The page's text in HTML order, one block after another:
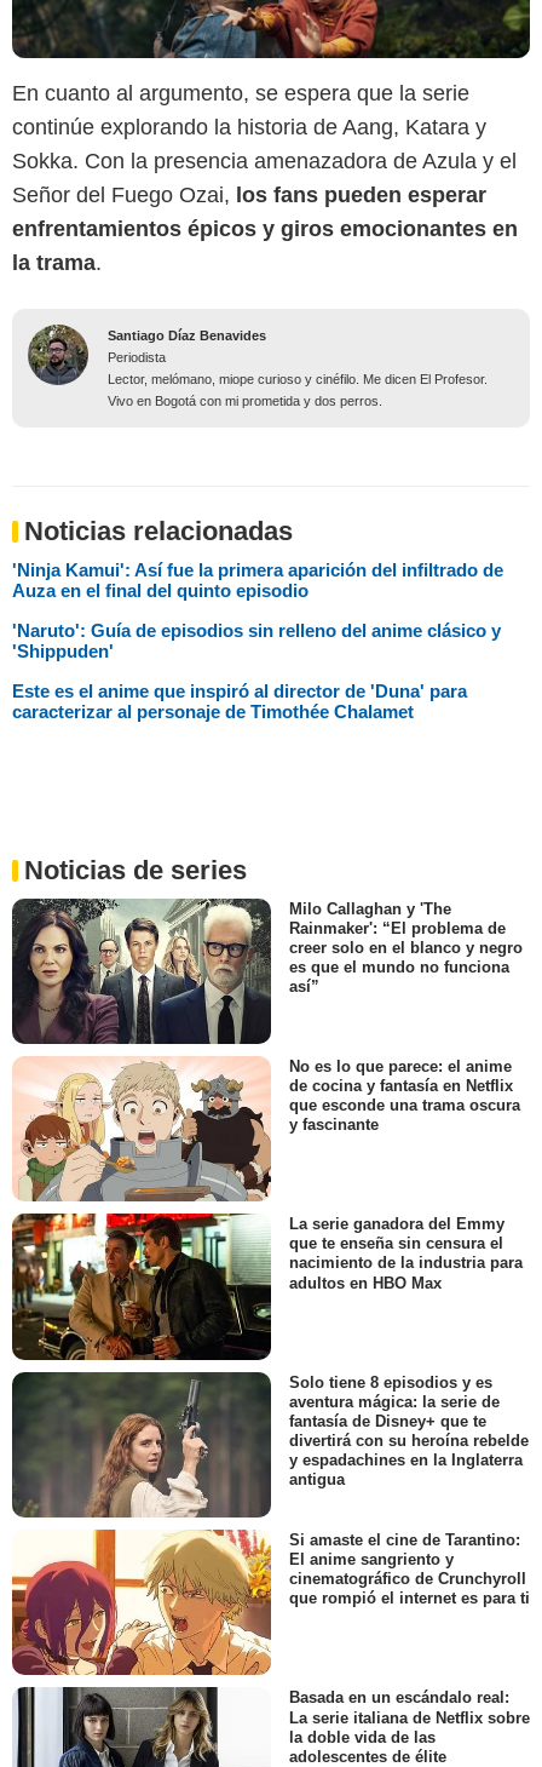
En cuanto al argumento, se espera que la serie
continúe explorando la historia de Aang, Katara y
Sokka. Con la presencia amenazadora de Azula y el
Señor del Fuego Ozai, los fans pueden esperar
enfrentamientos épicos y giros emocionantes en
la trama.
Santiago Díaz Benavides
Periodista
Lector, melómano, miope curioso y cinéfilo. Me dicen El Profesor.
Vivo en Bogotá con mi prometida y dos perros.
Noticias relacionadas
'Ninja Kamui': Así fue la primera aparición del infiltrado de
Auza en el final del quinto episodio
'Naruto': Guía de episodios sin relleno del anime clásico y
'Shippuden'
Este es el anime que inspiró al director de 'Duna' para
caracterizar al personaje de Timothée Chalamet
Noticias de series
Milo Callaghan y 'The
Rainmaker': “El problema de
creer solo en el blanco y negro
es que el mundo no funciona
así”
No es lo que parece: el anime
de cocina y fantasía en Netflix
que esconde una trama oscura
y fascinante
La serie ganadora del Emmy
que te enseña sin censura el
nacimiento de la industria para
adultos en HBO Max
Solo tiene 8 episodios y es
aventura mágica: la serie de
fantasía de Disney+ que te
divertirá con su heroína rebelde
y espadachines en la Inglaterra
antigua
Si amaste el cine de Tarantino:
El anime sangriento y
cinematográfico de Crunchyroll
que rompió el internet es para ti
Basada en un escándalo real:
La serie italiana de Netflix sobre
la doble vida de las
adolescentes de élite